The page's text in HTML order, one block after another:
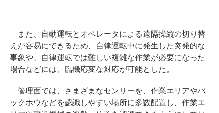
また、自動運転とオペレータによる遠隔操縦の切り替
えが容易にできるため、自律運転中に発生した突発的な
事象や、自律運転では難しい複雑な作業が必要になった
場合などには、臨機応変な対応が可能とした。
管理面では、さまざまなセンサーを、作業エリアやバ
ックホウなどを認識しやすい場所に多数配置し、作業エ